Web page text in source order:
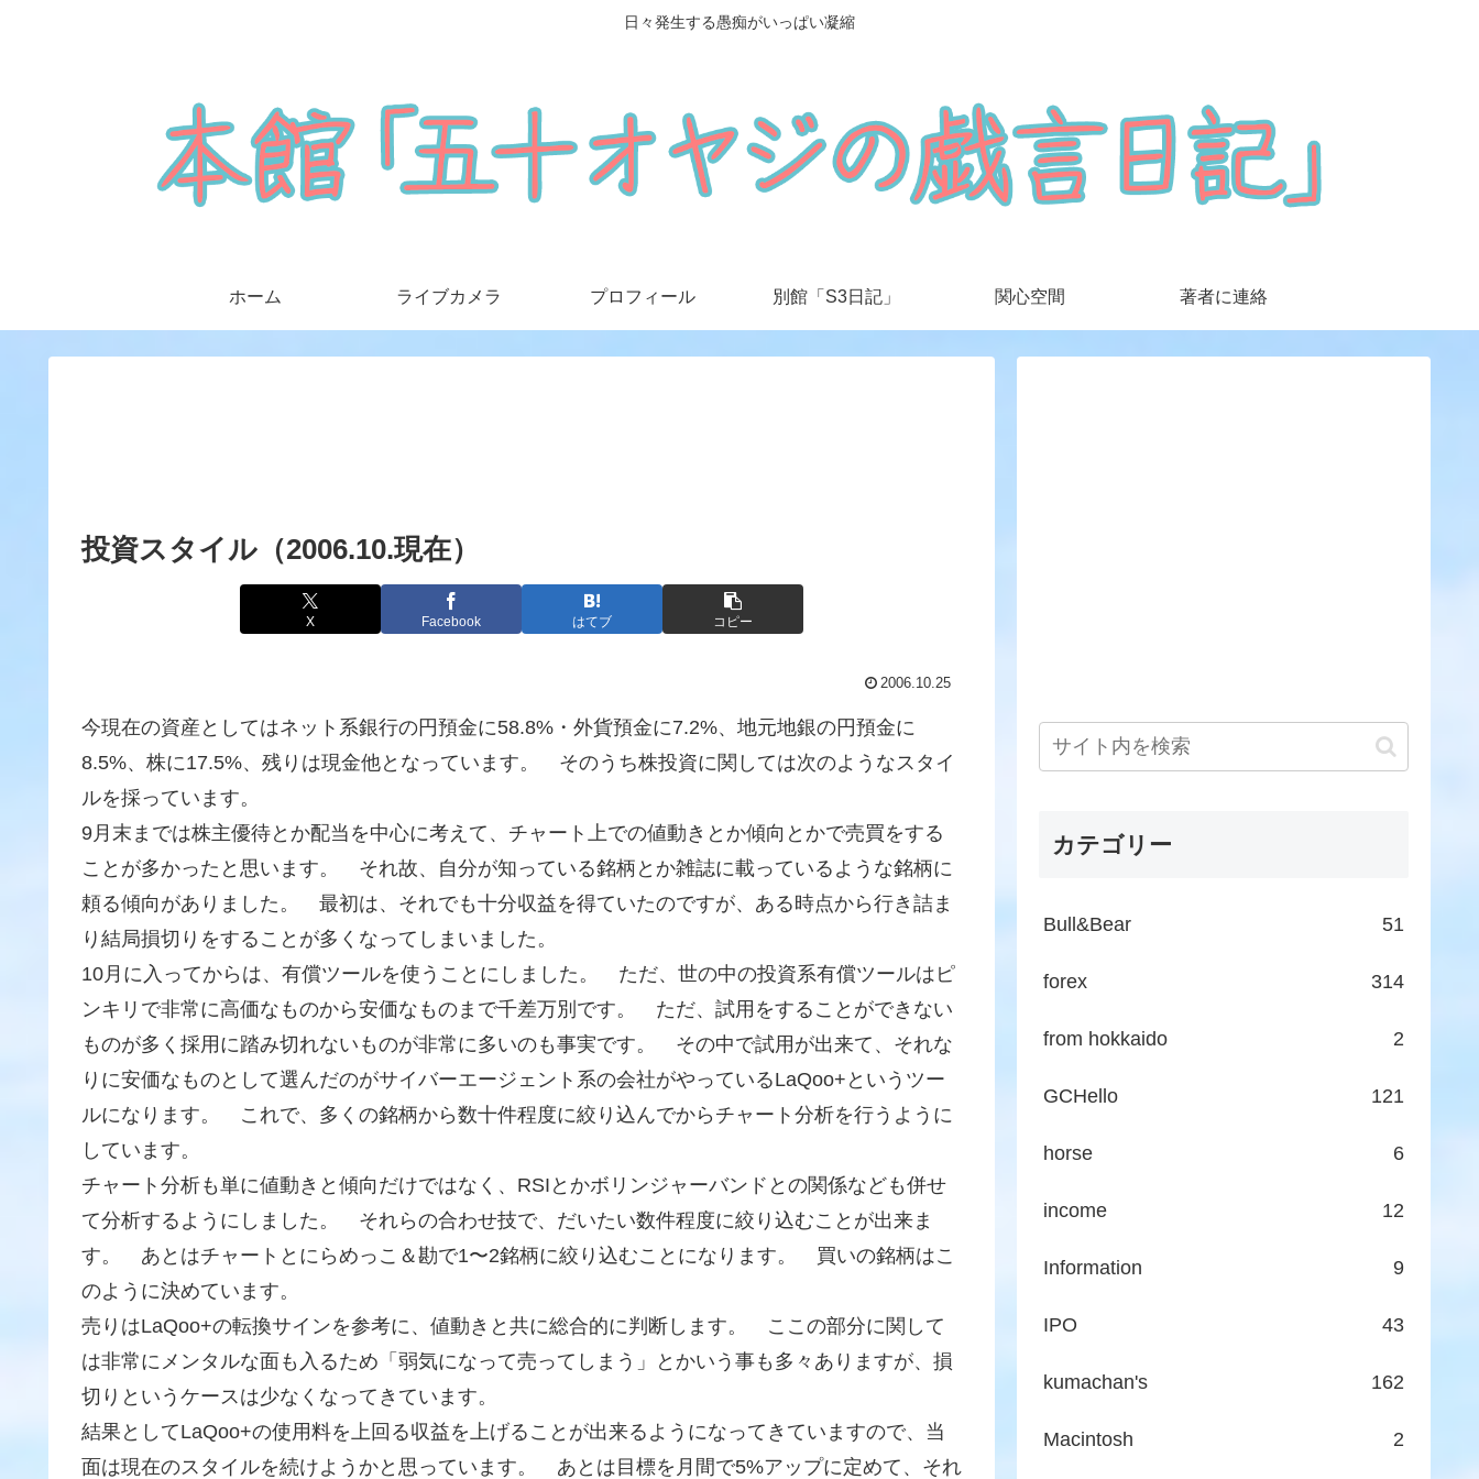
日々発生する愚痴がいっぱい凝縮
ホーム ライブカメラ プロフィール 別館「S3日記」 関心空間 著者に連絡
投資スタイル（2006.10.現在）
X Facebook はてブ コピー
2006.10.25
今現在の資産としてはネット系銀行の円預金に58.8%・外貨預金に7.2%、地元地銀の円預金に
8.5%、株に17.5%、残りは現金他となっています。 そのうち株投資に関しては次のようなスタイ
ルを採っています。
9月末までは株主優待とか配当を中心に考えて、チャート上での値動きとか傾向とかで売買をする
ことが多かったと思います。 それ故、自分が知っている銘柄とか雑誌に載っているような銘柄に
頼る傾向がありました。 最初は、それでも十分収益を得ていたのですが、ある時点から行き詰ま
り結局損切りをすることが多くなってしまいました。
10月に入ってからは、有償ツールを使うことにしました。 ただ、世の中の投資系有償ツールはピ
ンキリで非常に高価なものから安価なものまで千差万別です。 ただ、試用をすることができない
ものが多く採用に踏み切れないものが非常に多いのも事実です。 その中で試用が出来て、それな
りに安価なものとして選んだのがサイバーエージェント系の会社がやっているLaQoo+というツー
ルになります。 これで、多くの銘柄から数十件程度に絞り込んでからチャート分析を行うように
しています。
チャート分析も単に値動きと傾向だけではなく、RSIとかボリンジャーバンドとの関係なども併せ
て分析するようにしました。 それらの合わせ技で、だいたい数件程度に絞り込むことが出来ま
す。 あとはチャートとにらめっこ＆勘で1〜2銘柄に絞り込むことになります。 買いの銘柄はこ
のように決めています。
売りはLaQoo+の転換サインを参考に、値動きと共に総合的に判断します。 ここの部分に関して
は非常にメンタルな面も入るため「弱気になって売ってしまう」とかいう事も多々ありますが、損
切りというケースは少なくなってきています。
結果としてLaQoo+の使用料を上回る収益を上げることが出来るようになってきていますので、当
面は現在のスタイルを続けようかと思っています。 あとは目標を月間で5%アップに定めて、それ
カテゴリー
Bull&Bear 51
forex 314
from hokkaido 2
GCHello 121
horse 6
income 12
Information 9
IPO 43
kumachan's 162
Macintosh 2